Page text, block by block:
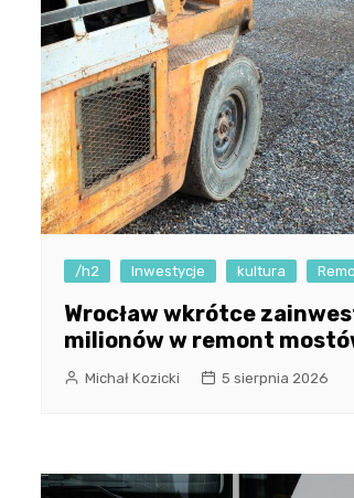
/h2 Inwestycje kultura
Wrocław wkrótce
milionów w remont
Michał Kozicki 5 sierpnia 2026